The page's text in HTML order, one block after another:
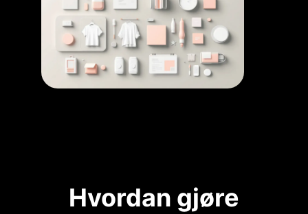
Hvordan gjøre